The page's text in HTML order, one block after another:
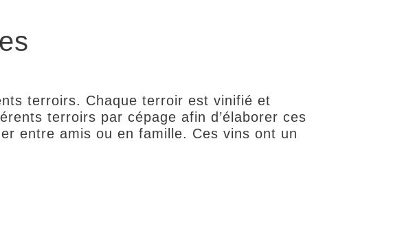
terroirs. Chaque terroir est vinifié et
terroirs par cépage afin d’élaborer ces
entre amis ou en famille. Ces vins ont un